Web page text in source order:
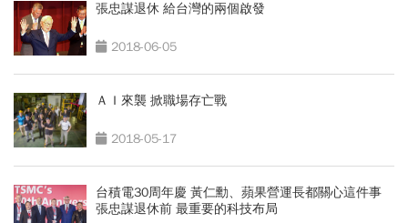
張忠謀退休 給台灣的兩個啟發
2018-06-05
ＡＩ來襲 掀職場存亡戰
2018-05-17
台積電30周年慶 黃仁勳、蘋果營運長都關心這件事
張忠謀退休前 最重要的科技布局